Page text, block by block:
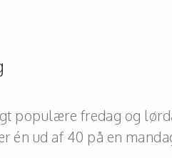
populære fredag og
én ud af 40 på en